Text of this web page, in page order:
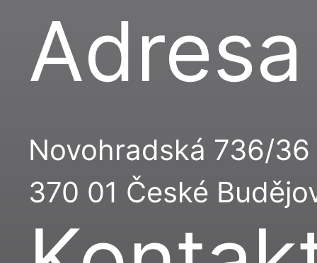
Adresa
Novohradská 736/36
370 01 České